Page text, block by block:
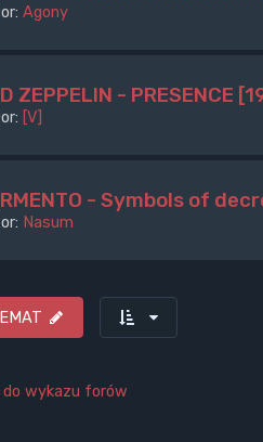
Agony
ZEPPELIN - PRESENCE
[V]
- Symbols of
Nasum
do wykazu forów